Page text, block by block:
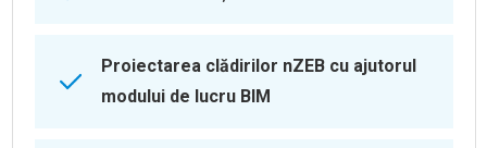
Proiectarea clădirilor nZEB cu ajutorul
modului de lucru BIM